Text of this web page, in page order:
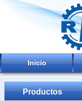
Inicio
Productos